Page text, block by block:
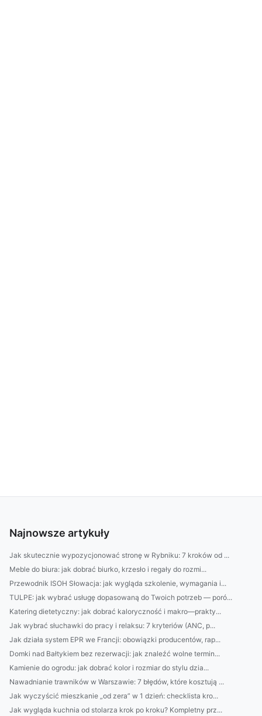
Najnowsze artykuły
Jak skutecznie wypozycjonować stronę w Rybniku: 7 kroków od ...
Meble do biura: jak dobrać biurko, krzesło i regały do rozmi...
Przewodnik ISOH Słowacja: jak wygląda szkolenie, wymagania i...
TULPE: jak wybrać usługę dopasowaną do Twoich potrzeb — poró...
Katering dietetyczny: jak dobrać kaloryczność i makro—prakty...
Jak wybrać słuchawki do pracy i relaksu: 7 kryteriów (ANC, p...
Jak działa system EPR we Francji: obowiązki producentów, rap...
Domki nad Bałtykiem bez rezerwacji: jak znaleźć wolne termin...
Kamienie do ogrodu: jak dobrać kolor i rozmiar do stylu dzia...
Nawadnianie trawników w Warszawie: 7 błędów, które kosztują ...
Jak wyczyścić mieszkanie „od zera” w 1 dzień: checklista kro...
Jak wygląda kuchnia od stolarza krok po kroku? Kompletny prz...